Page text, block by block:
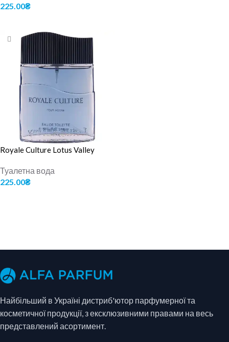
225.00₴
Royale Culture Lotus Valley
Туалетна вода
225.00₴
Найбільший в Україні дистриб'ютор парфумерної та
косметичної продукції, з ексклюзивними правами на весь
представлений асортимент.